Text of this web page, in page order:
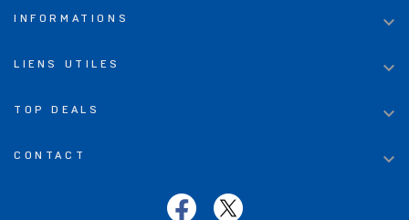
INFORMATIONS 
LIENS UTILES 
TOP DEALS 
CONTACT 